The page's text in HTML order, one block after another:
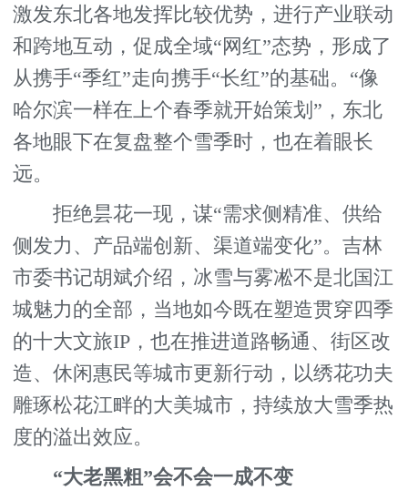
激发东北各地发挥比较优势，进行产业联动
和跨地互动，促成全域“网红”态势，形成了
从携手“季红”走向携手“长红”的基础。“像
哈尔滨一样在上个春季就开始策划”，东北
各地眼下在复盘整个雪季时，也在着眼长
远。
拒绝昙花一现，谋“需求侧精准、供给
侧发力、产品端创新、渠道端变化”。吉林
市委书记胡斌介绍，冰雪与雾凇不是北国江
城魅力的全部，当地如今既在塑造贯穿四季
的十大文旅IP，也在推进道路畅通、街区改
造、休闲惠民等城市更新行动，以绣花功夫
雕琢松花江畔的大美城市，持续放大雪季热
度的溢出效应。
“大老黑粗”会不会一成不变